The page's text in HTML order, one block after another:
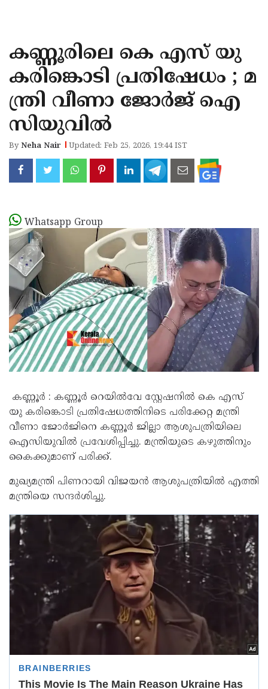
KANNUR
KASARAGOD
കണ്ണൂരിലെ കെ എസ് യു
കരിങ്കൊടി പ്രതിഷേധം ; മ
ന്ത്രി വീണാ ജോർജ് ഐ
സിയുവിൽ
ByNeha Nair Updated: Feb 25, 2026, 19:44 IST
Whatsapp Group
കണ്ണൂർ : കണ്ണൂർ റെയിൽവേ സ്റ്റേഷനിൽ കെ എസ്
യു കരിങ്കൊടി പ്രതിഷേധത്തിനിടെ പരിക്കേറ്റ മന്ത്രി
വീണാ ജോർജിനെ കണ്ണൂർ ജില്ലാ ആശുപത്രിയിലെ
ഐസിയുവിൽ പ്രവേശിപ്പിച്ചു. മന്ത്രിയുടെ കഴുത്തിനും
കൈക്കുമാണ് പരിക്ക്.
മുഖ്യമന്ത്രി പിണറായി വിജയൻ ആശുപത്രിയിൽ എത്തി
മന്ത്രിയെ സന്ദർശിച്ചു.